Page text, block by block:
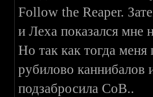
Follow the Reaper.
и Леха показался мне
Но так как тогда
рубилово каннибалов
подзабросила CoB..